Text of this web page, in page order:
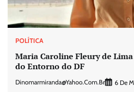
POLÍTICA
Maria Caroline Fleury de
do Entorno do DF
Dinomarmiranda@yahoo.com.br 6 De